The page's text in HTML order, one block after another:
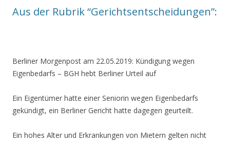
Aus der Rubrik “Gerichtsentscheidungen”:
Berliner Morgenpost am 22.05.2019: Kündigung wegen
Eigenbedarfs – BGH hebt Berliner Urteil auf
Ein Eigentümer hatte einer Seniorin wegen Eigenbedarfs
gekündigt, ein Berliner Gericht hatte dagegen geurteilt.
Ein hohes Alter und Erkrankungen von Mietern gelten nicht